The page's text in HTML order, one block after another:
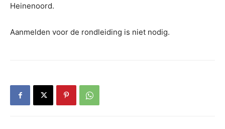
Heinenoord.
Aanmelden voor de rondleiding is niet nodig.